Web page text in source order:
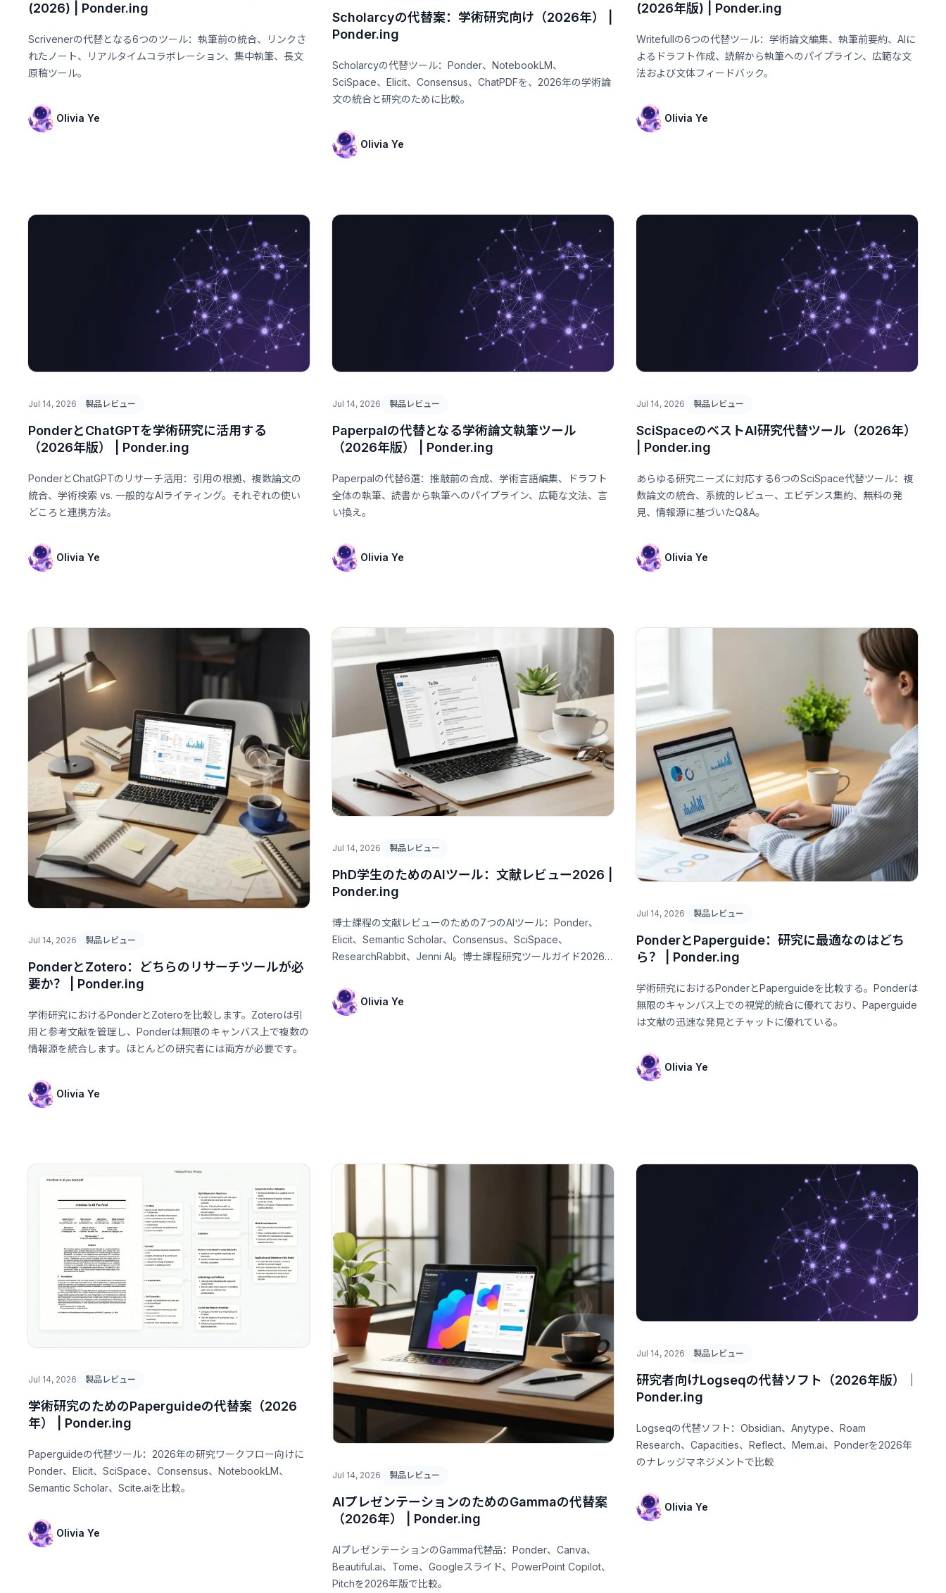
(2026) | Ponder.ing
Scrivenerの代替となる6つのツール：執筆前の統合、リンクさ
れたノート、リアルタイムコラボレーション、集中執筆、長文
原稿ツール。
Olivia Ye
Scholarcyの代替案：学術研究向け（2026年） |
Ponder.ing
Scholarcyの代替ツール：Ponder、NotebookLM、
SciSpace、Elicit、Consensus、ChatPDFを、2026年の学術論
文の統合と研究のために比較。
Olivia Ye
(2026年版) | Ponder.ing
Writefullの6つの代替ツール：学術論文編集、執筆前要約、AIに
よるドラフト作成、読解から執筆へのパイプライン、広範な文
法および文体フィードバック。
Olivia Ye
Jul 14, 2026 製品レビュー
PonderとChatGPTを学術研究に活用する
（2026年版） | Ponder.ing
PonderとChatGPTのリサーチ活用：引用の根拠、複数論文の
統合、学術検索 vs. 一般的なAIライティング。それぞれの使い
どころと連携方法。
Olivia Ye
Jul 14, 2026 製品レビュー
Paperpalの代替となる学術論文執筆ツール
（2026年版） | Ponder.ing
Paperpalの代替6選：推敲前の合成、学術言語編集、ドラフト
全体の執筆、読書から執筆へのパイプライン、広範な文法、言
い換え。
Olivia Ye
Jul 14, 2026 製品レビュー
SciSpaceのベストAI研究代替ツール（2026年）
| Ponder.ing
あらゆる研究ニーズに対応する6つのSciSpace代替ツール：複
数論文の統合、系統的レビュー、エビデンス集約、無料の発
見、情報源に基づいたQ&A。
Olivia Ye
Jul 14, 2026 製品レビュー
PonderとZotero：どちらのリサーチツールが必
要か？ | Ponder.ing
学術研究におけるPonderとZoteroを比較します。Zoteroは引
用と参考文献を管理し、Ponderは無限のキャンバス上で複数の
情報源を統合します。ほとんどの研究者には両方が必要です。
Olivia Ye
Jul 14, 2026 製品レビュー
PhD学生のためのAIツール：文献レビュー2026 |
Ponder.ing
博士課程の文献レビューのための7つのAIツール：Ponder、
Elicit、Semantic Scholar、Consensus、SciSpace、
ResearchRabbit、Jenni AI。博士課程研究ツールガイド2026
Olivia Ye
Jul 14, 2026 製品レビュー
PonderとPaperguide：研究に最適なのはどち
ら？ | Ponder.ing
学術研究におけるPonderとPaperguideを比較する。Ponderは
無限のキャンバス上での視覚的統合に優れており、Paperguide
は文献の迅速な発見とチャットに優れている。
Olivia Ye
Jul 14, 2026 製品レビュー
学術研究のためのPaperguideの代替案（2026
年） | Ponder.ing
Paperguideの代替ツール：2026年の研究ワークフロー向けに
Ponder、Elicit、SciSpace、Consensus、NotebookLM、
Semantic Scholar、Scite.aiを比較。
Olivia Ye
Jul 14, 2026 製品レビュー
AIプレゼンテーションのためのGammaの代替案
（2026年） | Ponder.ing
AIプレゼンテーションのGamma代替品：Ponder、Canva、
Beautiful.ai、Tome、Googleスライド、PowerPoint Copilot、
Pitchを2026年版で比較。
Jul 14, 2026 製品レビュー
研究者向けLogseqの代替ソフト（2026年版）｜
Ponder.ing
Logseqの代替ソフト：Obsidian、Anytype、Roam
Research、Capacities、Reflect、Mem.ai、Ponderを2026年
のナレッジマネジメントで比較
Olivia Ye